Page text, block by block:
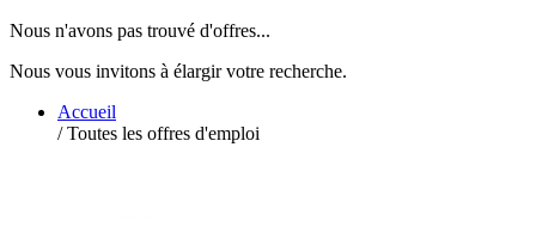
Nous n'avons pas trouvé d'offres...
Nous vous invitons à élargir votre recherche.
Accueil
/ Toutes les offres d'emploi